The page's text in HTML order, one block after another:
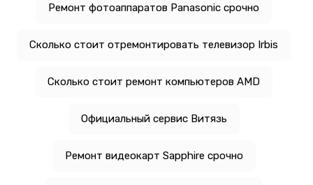
Ремонт фотоаппаратов Panasonic срочно
Сколько стоит отремонтировать телевизор Irbis
Сколько стоит ремонт компьютеров AMD
Официальный сервис Витязь
Ремонт видеокарт Sapphire срочно